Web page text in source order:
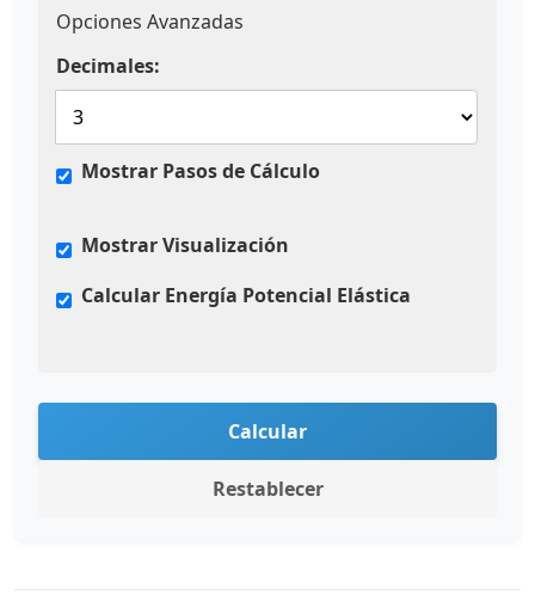
Opciones Avanzadas
Decimales:
Mostrar Pasos de Cálculo
Mostrar Visualización
Calcular Energía Potencial Elástica
Calcular
Restablecer